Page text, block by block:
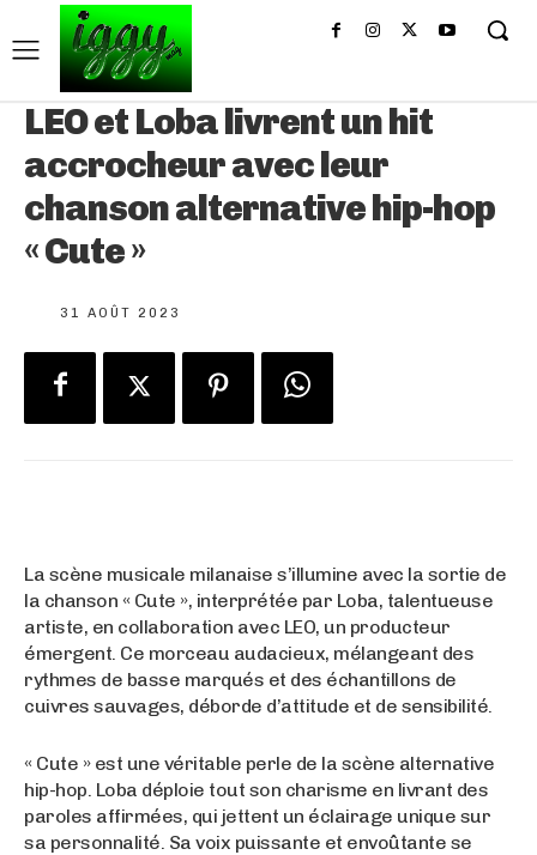
LEO et Loba livrent un hit
accrocheur avec leur
chanson alternative hip-hop
« Cute »
31 AOÛT 2023
La scène musicale milanaise s’illumine avec la sortie de
la chanson « Cute », interprétée par Loba, talentueuse
artiste, en collaboration avec LEO, un producteur
émergent. Ce morceau audacieux, mélangeant des
rythmes de basse marqués et des échantillons de
cuivres sauvages, déborde d’attitude et de sensibilité.
« Cute » est une véritable perle de la scène alternative
hip-hop. Loba déploie tout son charisme en livrant des
paroles affirmées, qui jettent un éclairage unique sur
sa personnalité. Sa voix puissante et envoûtante se